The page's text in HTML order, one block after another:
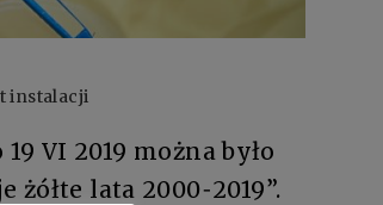
instalacji
VI 2019 można było
lata 2000˗2019”.